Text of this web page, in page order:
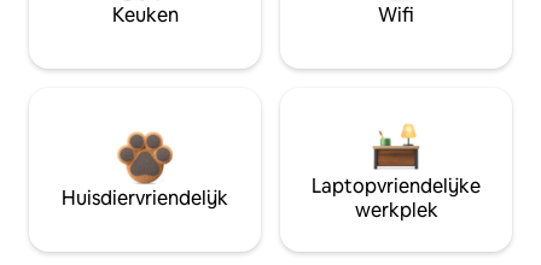
Keuken Wifi
Huisdiervriendelijk
Laptopvriendelijke
werkplek